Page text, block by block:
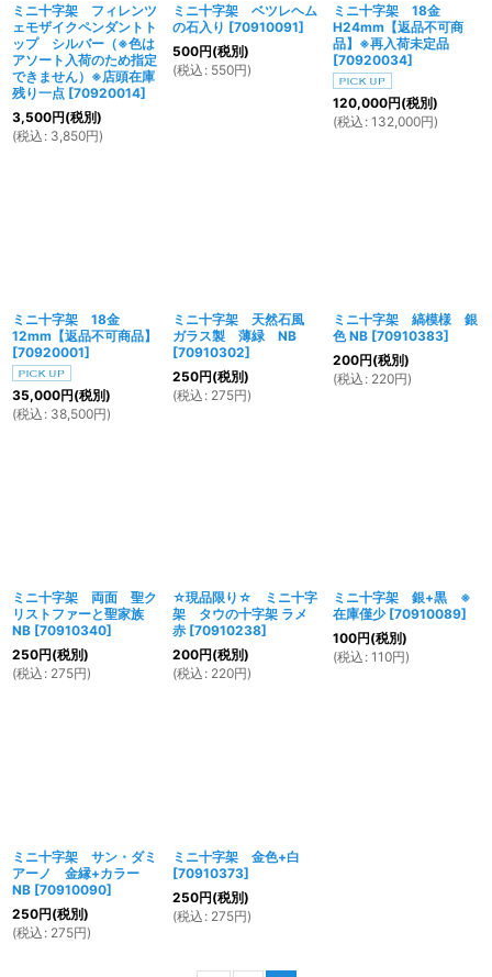
ミニ十字架 フィレンツ
ェモザイクペンダントト
ップ シルバー（※色は
アソート入荷のため指定
できません）※店頭在庫
残り一点 [70920014]
3,500円(税別)
(税込 : 3,850円)
ミニ十字架 ベツレヘム
の石入り [70910091]
500円(税別)
(税込 : 550円)
ミニ十字架 18金
H24mm【返品不可商
品】※再入荷未定品
[70920034]
120,000円(税別)
(税込 : 132,000円)
ミニ十字架 18金
12mm【返品不可商品】
[70920001]
35,000円(税別)
(税込 : 38,500円)
ミニ十字架 天然石風
ガラス製 薄緑 NB
[70910302]
250円(税別)
(税込 : 275円)
ミニ十字架 縞模様 銀
色 NB [70910383]
200円(税別)
(税込 : 220円)
ミニ十字架 両面 聖ク
リストファーと聖家族
NB [70910340]
250円(税別)
(税込 : 275円)
☆現品限り☆ ミニ十字
架 タウの十字架 ラメ
赤 [70910238]
200円(税別)
(税込 : 220円)
ミニ十字架 銀+黒 ※
在庫僅少 [70910089]
100円(税別)
(税込 : 110円)
ミニ十字架 サン・ダミ
アーノ 金縁+カラー
NB [70910090]
250円(税別)
(税込 : 275円)
ミニ十字架 金色+白
[70910373]
250円(税別)
(税込 : 275円)